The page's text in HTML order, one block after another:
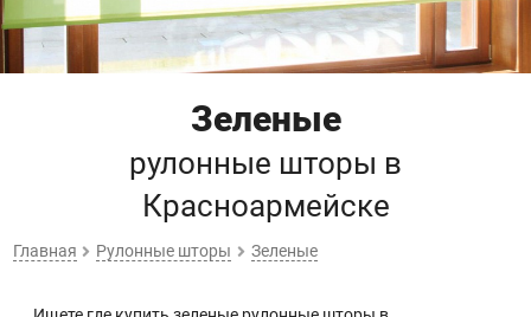
Зеленые
рулонные шторы в
Красноармейске
Главная Рулонные шторы Зеленые